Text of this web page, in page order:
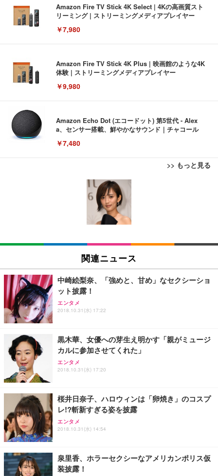
Amazon Fire TV Stick 4K Select | 4Kの高画質スト
リーミング | ストリーミングメディアプレイヤー
￥7,980
Amazon Fire TV Stick 4K Plus | 映画館のような4K
体験 | ストリーミングメディアプレイヤー
￥9,980
Amazon Echo Dot (エコードット) 第5世代 - Alex
a、センサー搭載、鮮やかなサウンド｜チャコール
￥7,480
>> もっと見る
[EdoErgo] オフィスチェア 椅子 テレワーク 疲れな
い 跳ね上げ式アームレスト コンパクト 約105度ロッ
キング pc 事務椅子 360度回転 座面昇降 強化ナイロ
ン樹脂ベース 通気性メッシュ 在宅ワーク H-WY01
(黒網+黒枠+黒足)
SIHOO B100 オフィスチェア／デスクチェア メッシ
ュチェア 人間工学 疲れない ブラック
￥27,999
Sezlife オフィスチェア デスクチェア 疲れない テレ
ワーク チェア 強化バックレスト 30度ロッキング機
能 人間工学 椅子 腰サポート 90度跳ね上げ式アーム
務用 おしゃれ パソコンチェア (ブラック)
Sezlife オフィスチェア デスクチェア 疲れない テレ
ワーク チェア 強化バックレスト 30度ロッキング機
能 人間工学 椅子 腰サポート 90度跳ね上げ式アーム
務用 おしゃれ パソコンチェア (ホワイト)
ANDWINT オフィスチェア デスクチェア 肘なし メ
ッシュ 通気性 ランバーサポート付き 腰サポート ガ
ス圧無段階昇降 360度回転 キャスター付き コンパク
EIZO ビジネス向けプレミアムモニター | FlexScan
EV3240X-WT | 31.5型4K UHD・USB Type-C・ホワ
EIZO ビジネス向けプレミアムモニター | FlexScan
￥109,572
【純正品】27"ゲーミングモニター DualSense 充電
フック付き（CFI-ZDM1J）
【整備済み品】Dell E2724HS 27インチ 液晶モニタ
ー フルHD（1920×1080）VA 非光沢 HDMI/DisplayP
ort/VGA スピーカー内蔵 高さ調整 スイベル VESA対
【MiniLED/24.5inch/280Hz/FHD】GRAPHT THE S
HOOTER Gaming Monitor 24” Essential ゲーミン
グモニター QD 24.5インチ 1ms FHD 量子ドット 残
Amazonベーシック ペットシーツ 薄型 レギュラー 1
回使い捨て 無香料 ホワイト 300枚
Amazonベーシック ペットシーツ 厚型 ワイド 42枚
x2袋(84枚) ホワイト(吸収面:ライトブルー)
￥3,234
ネオ・ルーライフ ネオ・オムツ L 中型犬用 26枚入
り 単品
Smart Basic(スマートベーシック) 【Amazon.co.jp
限定】 Smart Basic アイリスオーヤマ ペットシーツ
超厚型 お徳用 ワイド 100枚入 (x 1) (ケース販売)
アイリスオーヤマ ペットシーツ 超厚型 お徳用 レギ
ュラー 200枚入【Amazon.co.jp限定】
関連ニュース
中崎絵梨奈、「強めと、甘め」なセクシーショ
ット披露！
エンタメ
2018.10.31(水) 17:22
黒木華、女優への芽生え明かす「親がミュージ
カルに参加させてくれた」
エンタメ
2018.10.31(水) 17:20
桜井日奈子、ハロウィンは「卵焼き」のコスプ
レ!?斬新すぎる姿を披露
エンタメ
2018.10.31(水) 14:54
泉里香、ホラーセクシーなアメリカンポリス仮
装披露！